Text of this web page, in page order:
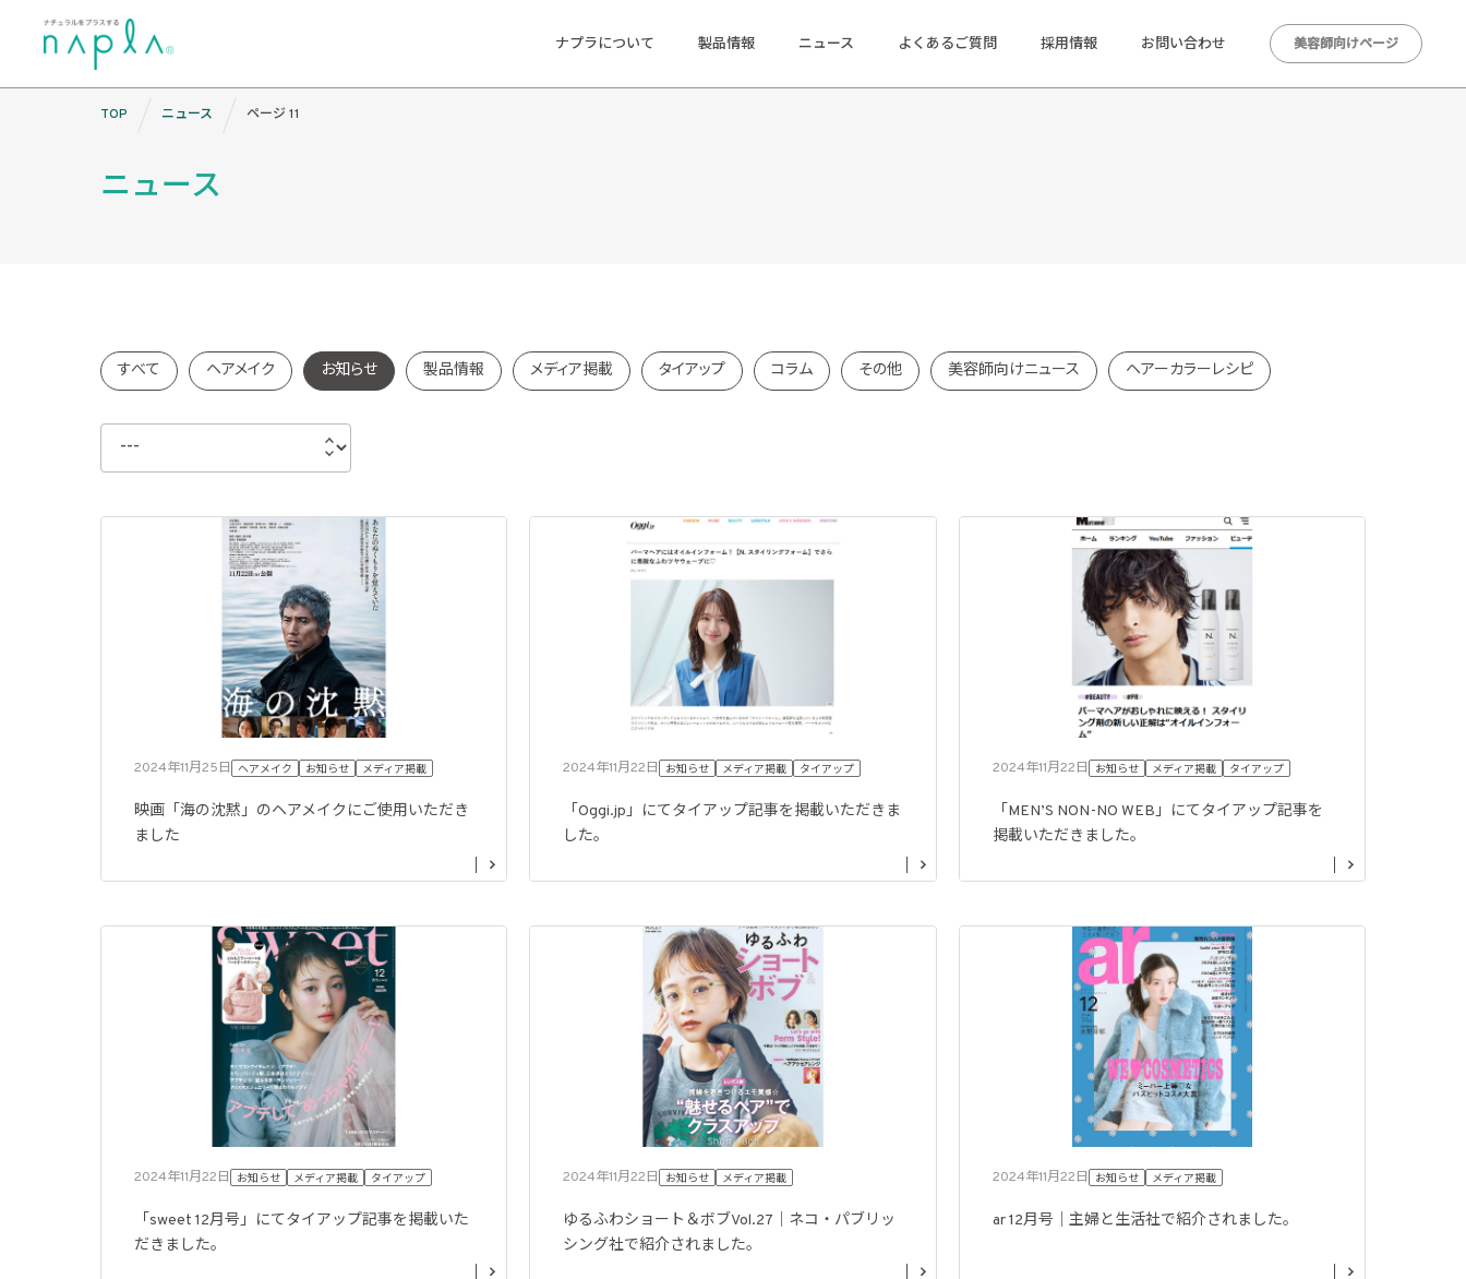
ナプラについて 製品情報 ニュース よくあるご質問 採用情報 お問い合わせ 美容師向けページ
ニュース
すべて ヘアメイク お知らせ 製品情報 メディア掲載 タイアップ コラム その他 美容師向けニュース ヘアーカラーレシピ
2024年11月25日 ヘアメイク お知らせ メディア掲載
映画「海の沈黙」のヘアメイクにご使用いただき
ました
2024年11月22日 お知らせ メディア掲載 タイアップ
「Oggi.jp」にてタイアップ記事を掲載いただきま
した。
2024年11月22日 お知らせ メディア掲載 タイアップ
「MEN’S NON-NO WEB」にてタイアップ記事を
掲載いただきました。
2024年11月22日 お知らせ メディア掲載 タイアップ
「sweet 12月号」にてタイアップ記事を掲載いた
だきました。
2024年11月22日 お知らせ メディア掲載
ゆるふわショート＆ボブVol.27｜ネコ・パブリッ
シング社で紹介されました。
2024年11月22日 お知らせ メディア掲載
ar 12月号｜主婦と生活社で紹介されました。
TOP ニュース ページ 11